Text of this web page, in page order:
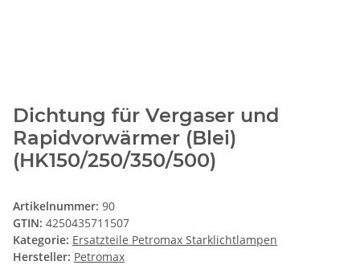
Dichtung für Vergaser und
Rapidvorwärmer (Blei)
(HK150/250/350/500)
Artikelnummer: 90
GTIN: 4250435711507
Kategorie: Ersatzteile Petromax Starklichtlampen
Hersteller: Petromax